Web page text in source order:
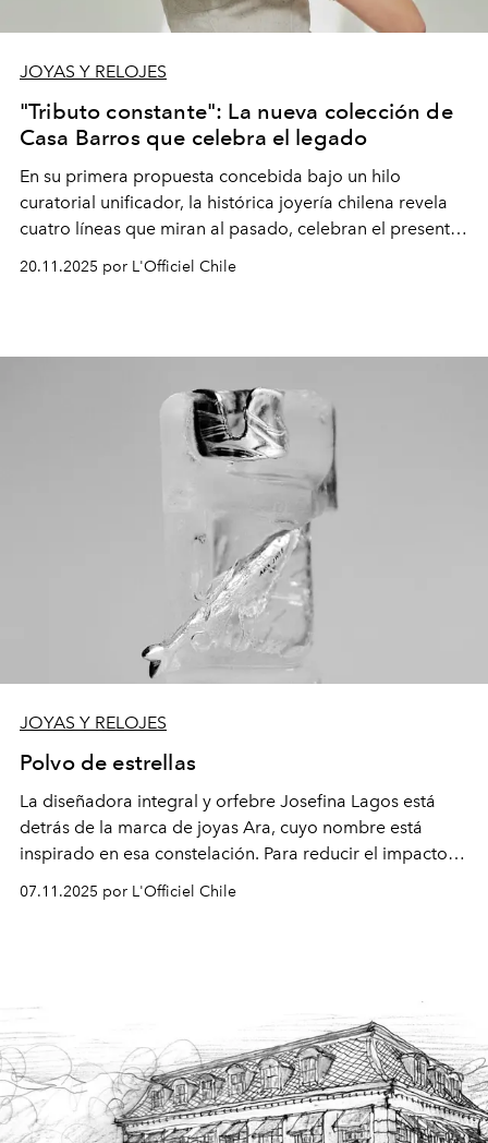
JOYAS Y RELOJES
"Tributo constante": La nueva colección de
Casa Barros que celebra el legado
En su primera propuesta concebida bajo un hilo
curatorial unificador, la histórica joyería chilena revela
cuatro líneas que miran al pasado, celebran el presente
20.11.2025 por L'Officiel Chile
JOYAS Y RELOJES
Polvo de estrellas
La diseñadora integral y orfebre Josefina Lagos está
detrás de la marca de joyas Ara, cuyo nombre está
inspirado en esa constelación. Para reducir el impacto
cliente, fabrica un número limitado de piezas por
07.11.2025 por L'Officiel Chile